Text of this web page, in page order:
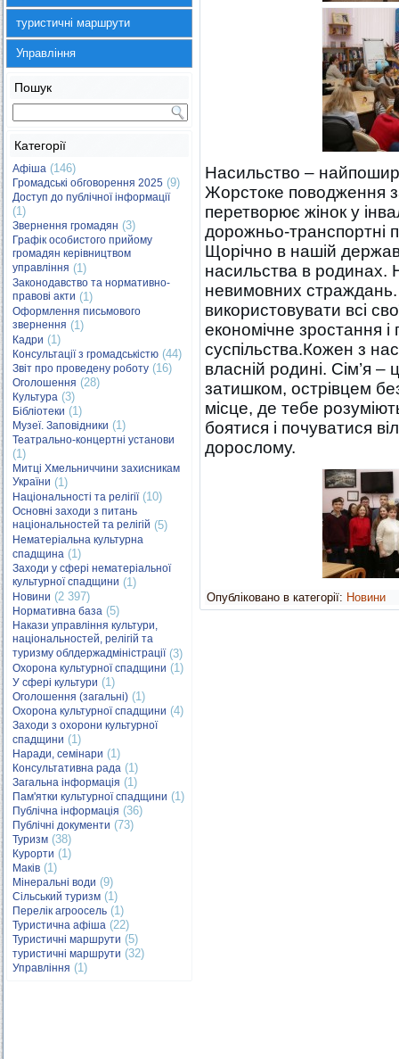
туристичні маршрути
Управління
Пошук
Категорії
Афіша (146)
Громадські обговорення 2025 (9)
Доступ до публічної інформації
(1)
Звернення громадян (3)
Графік особистого прийому
громадян керівництвом
управління (1)
Законодавство та нормативно-
правові акти (1)
Оформлення письмового
звернення (1)
Кадри (1)
Консультації з громадськістю (44)
Звіт про проведену роботу (16)
Оголошення (28)
Культура (3)
Бібліотеки (1)
Музеї. Заповідники (1)
Театрально-концертні установи
(1)
Митці Хмельниччини захисникам
України (1)
Національності та релігії(10)
Основні заходи з питань
національностей та релігій (5)
Нематеріальна культурна
спадщина (1)
Заходи у сфері нематеріальної
культурної спадщини (1)
Новини (2 397)
Нормативна база (5)
Накази управління культури,
національностей, релігій та
туризму облдержадміністрації(3)
Охорона культурної спадщини (1)
У сфері культури (1)
Оголошення (загальні) (1)
Охорона культурної спадщини (4)
Заходи з охорони культурної
спадщини (1)
Наради, семінари (1)
Консультативна рада (1)
Загальна інформація (1)
Пам'ятки культурної спадщини (1)
Публічна інформація (36)
Публічні документи (73)
Туризм (38)
Курорти (1)
Маків (1)
Мінеральні води (9)
Сільський туризм (1)
Перелік агроосель (1)
Туристична афіша (22)
Туристичні маршрути (5)
туристичні маршрути (32)
Управління (1)
Насильство –
Жорстоке поводження
перетворює жінок у
дорожньо-транспортні
Щорічно в нашій
насильства в родинах.
невимовних
використовувати всі
економічне зростання і
суспільства.Кожен з
власній родині. Сім’я
затишком, острівцем
місце, де тебе
боятися і почуватися
дорослому.
Опубліковано в категорії: Новини